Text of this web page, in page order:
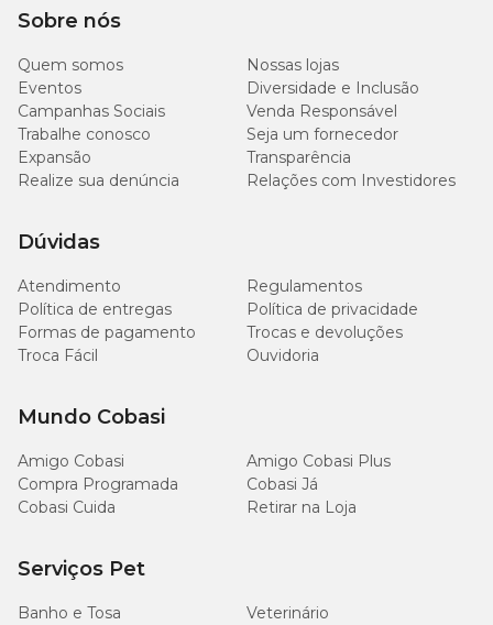
Sobre nós
Quem somos
Nossas lojas
Eventos
Diversidade e Inclusão
Campanhas Sociais
Venda Responsável
Trabalhe conosco
Seja um fornecedor
Expansão
Transparência
Realize sua denúncia
Relações com Investidores
Dúvidas
Atendimento
Regulamentos
Política de entregas
Política de privacidade
Formas de pagamento
Trocas e devoluções
Troca Fácil
Ouvidoria
Mundo Cobasi
Amigo Cobasi
Amigo Cobasi Plus
Compra Programada
Cobasi Já
Cobasi Cuida
Retirar na Loja
Serviços Pet
Banho e Tosa
Veterinário